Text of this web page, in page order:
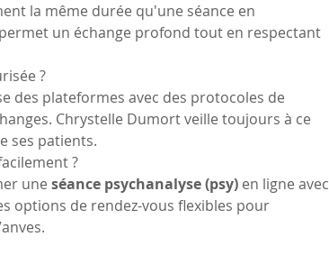
la même durée qu'une séance en
un échange profond tout en respectant
?
des plateformes avec des protocoles de
Chrystelle Dumort veille toujours à ce
ses patients.
?
une séance psychanalyse (psy) en ligne avec
options de rendez-vous flexibles pour